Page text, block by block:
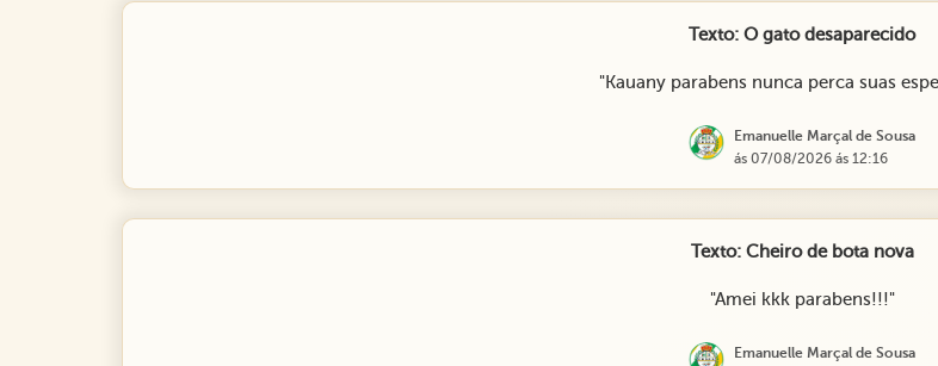
Texto: O gato desaparecido
"Kauany parabens nunca perca suas
Emanuelle Marçal de Sousa
ás 07/08/2026 ás 12:16
Texto: Cheiro de bota nova
"Amei kkk parabens!!!"
Emanuelle Marçal de Sousa